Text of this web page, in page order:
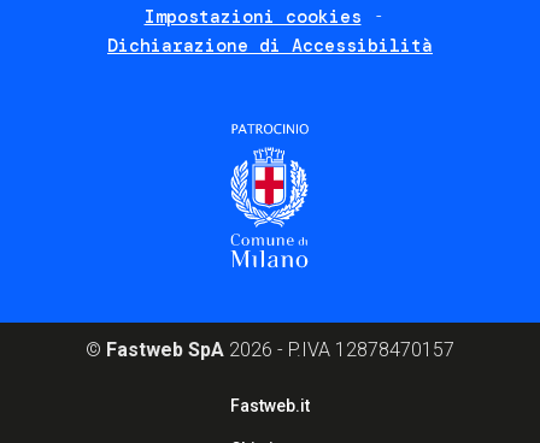
Impostazioni cookies
Dichiarazione di Accessibilità
© Fastweb SpA 2026 - P.IVA 12878470157
Fastweb.it